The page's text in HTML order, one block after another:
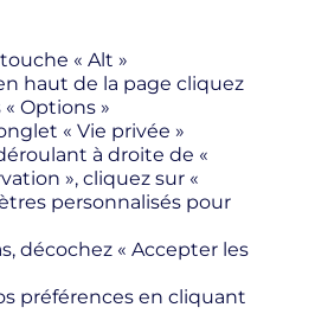
« Alt »
haut de la page cliquez
Options »
« Vie privée »
à droite de «
», cliquez sur «
personnalisés pour
décochez « Accepter les
préférences en cliquant